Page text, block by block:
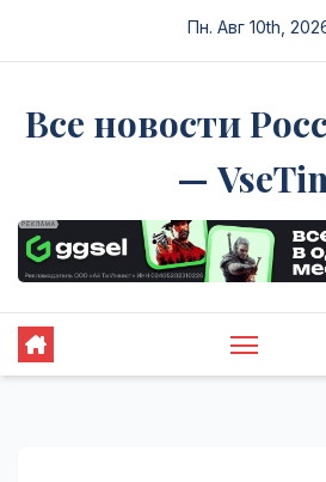
Пн. Авг 10th,
Все новости
—